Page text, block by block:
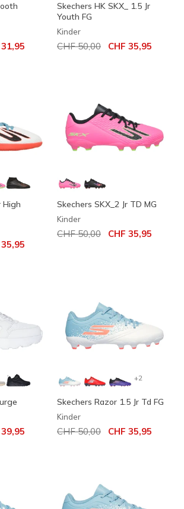
31,95
Skechers HK SKX_ 1.5 Jr
Youth FG
Kinder
Reduziert von
CHF 50,00 auf
CHF 35,95
High
35,95
Skechers SKX_2 Jr TD MG
Kinder
Reduziert von
CHF 50,00 auf
CHF 35,95
39,95
+2
Skechers Razor 1.5 Jr Td FG
Kinder
Reduziert von
CHF 50,00 auf
CHF 35,95